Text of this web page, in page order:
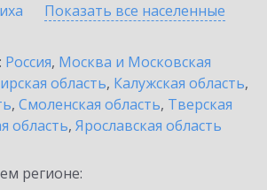
Показать все населенные
Россия, Москва и Московская
область, Калужская область,
, Смоленская область, Тверская
область, Ярославская область
регионе: